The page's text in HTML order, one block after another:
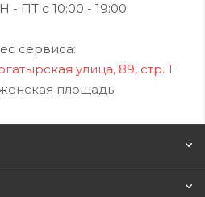
- ПТ с 10:00 - 19:00
сервиса:
улица, 89, стр. 1.
площадь